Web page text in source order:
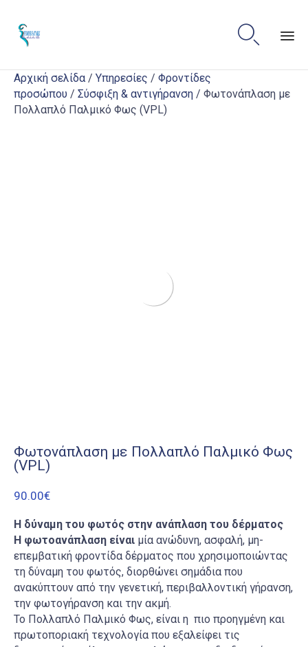

Αρχική σελίδα / Υπηρεσίες / Φροντίδες
προσώπου / Σύσφιξη & αντιγήρανση / Φωτονάπλαση με
Πολλαπλό Παλμικό Φως (VPL)
Φωτονάπλαση με Πολλαπλό Παλμικό Φως
(VPL)
90.00€
H δύναμη του φωτός στην ανάπλαση του δέρματος
H φωτοανάπλαση είναι μία ανώδυνη, ασφαλή, μη-
επεμβατική φροντίδα δέρματος που χρησιμοποιώντας
τη δύναμη του φωτός, διορθώνει σημάδια που
ανακύπτουν από την γενετική, περιβαλλοντική γήρανση,
την φωτογήρανση και την ακμή.
Το Πολλαπλό Παλμικό Φως, είναι η πιο προηγμένη και
πρωτοποριακή τεχνολογία που εξαλείφει τις